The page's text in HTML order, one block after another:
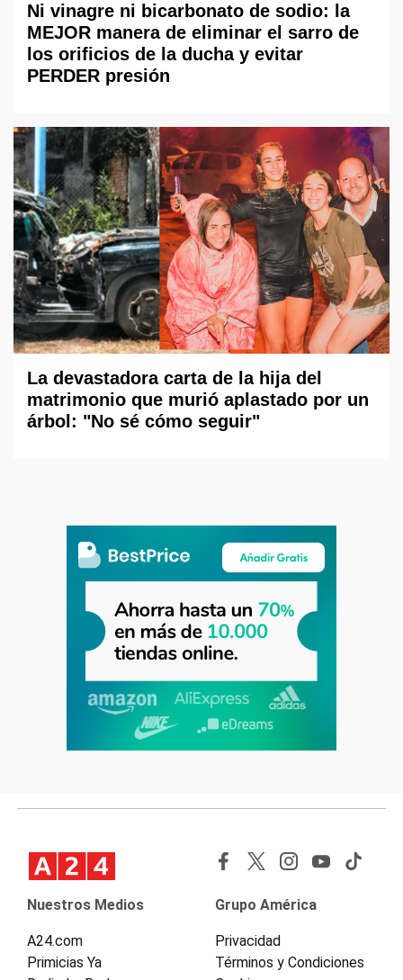
Ni vinagre ni bicarbonato de sodio: la
MEJOR manera de eliminar el sarro de
los orificios de la ducha y evitar
PERDER presión
La devastadora carta de la hija del
matrimonio que murió aplastado por un
árbol: "No sé cómo seguir"
Nuestros Medios
A24.com
Primicias Ya
Grupo América
Privacidad
Términos y Condiciones